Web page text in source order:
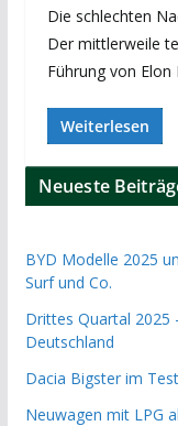
Die schlechten
Der mittlerweile
Führung von
Weiterlesen
Neueste
BYD Modelle 2025
Surf und Co.
Drittes Quartal 2025
Deutschland
Dacia Bigster im
Neuwagen mit LPG